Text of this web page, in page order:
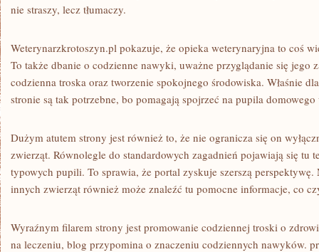
nie straszy, lecz tłumaczy.
Weterynarzkrotoszyn.pl pokazuje, że opieka weterynaryjna to coś
To także dbanie o codzienne nawyki, uważne przyglądanie się jego
codzienna troska oraz tworzenie spokojnego środowiska. Właśnie
stronie są tak potrzebne, bo pomagają spojrzeć na pupila domowego
Dużym atutem strony jest również to, że nie ogranicza się on
zwierząt. Równolegle do standardowych zagadnień pojawiają się tu
typowych pupili. To sprawia, że portal zyskuje szerszą
innych zwierząt również może znaleźć tu pomocne informacje, co
Wyraźnym filarem strony jest promowanie codziennej troski o
na leczeniu, blog przypomina o znaczeniu codziennych nawyków.